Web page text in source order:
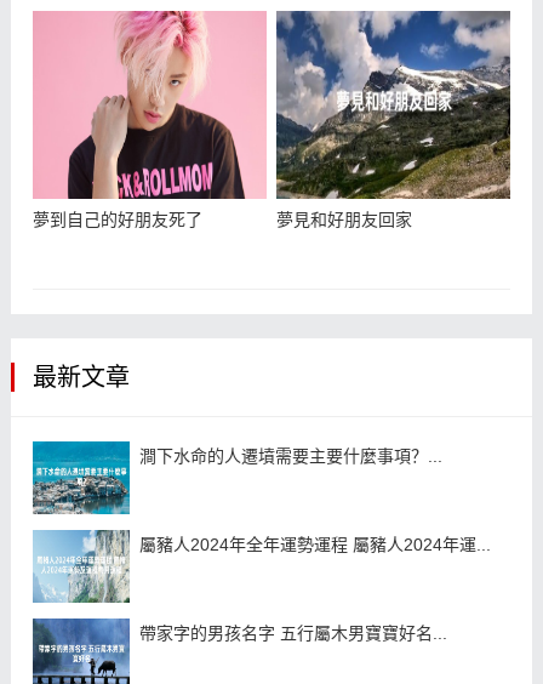
夢到自己的好朋友死了 夢見和好朋友回家
最新文章
澗下水命的人遷墳需要主要什麼事項？...
屬豬人2024年全年運勢運程 屬豬人2024年運...
帶家字的男孩名字 五行屬木男寶寶好名...